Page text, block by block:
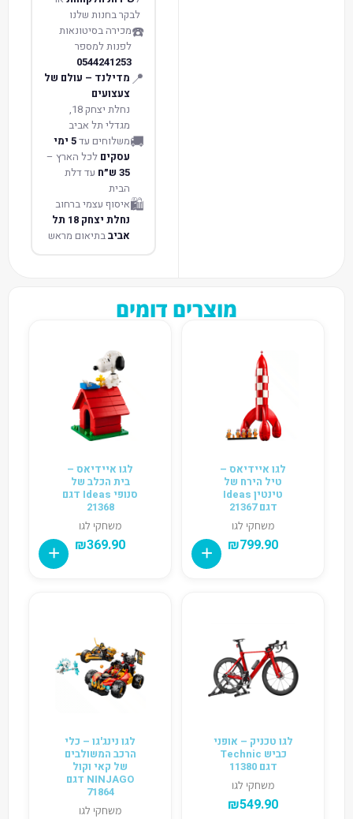
לבקר בחנות שלנו
☎️מכירה בסיטונאות
לפנות למספר
0544241253
📍 מדילנד – עולם של
צעצועים
נחלת יצחק 18,
מגדלי תל אביב
🚚משלוחים עד 5 ימי
עסקים לכל הארץ –
35 ש״ח
עד דלת
הבית
🛍️איסוף עצמי ברחוב
נחלת יצחק 18 תל
אביבבתיאום מראש
מוצרים דומים
לגו איידיאס –
טיל הירח של
טינטין Ideas
דגם 21367
משחקי לגו
₪799.90
לגו איידיאס –
בית הכלב של
סנופי Ideas דגם
21368
משחקי לגו
₪369.90
לגו טכניק – אופני
כביש Technic
דגם 11380
משחקי לגו
₪549.90
לגו נינג'גו – כלי
הרכב המשולבים
של קאי וקול
NINJAGO דגם
71864
משחקי לגו